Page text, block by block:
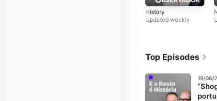
History
Updated weekly
Top Episodes
19/06/